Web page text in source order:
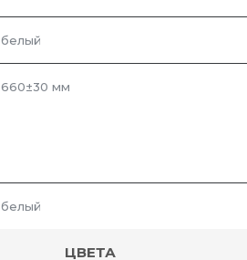
белый
660±30 мм
белый
ЦВЕТА